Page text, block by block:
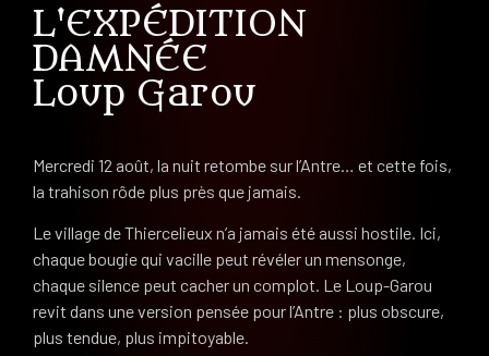
L'EXPÉDITION
DAMNÉE
Loup Garou
Mercredi 12 août, la nuit retombe sur l’Antre… et cette fois,
la trahison rôde plus près que jamais.
Le village de Thiercelieux n’a jamais été aussi hostile. Ici,
chaque bougie qui vacille peut révéler un mensonge,
chaque silence peut cacher un complot. Le Loup-Garou
revit dans une version pensée pour l’Antre : plus obscure,
plus tendue, plus impitoyable.